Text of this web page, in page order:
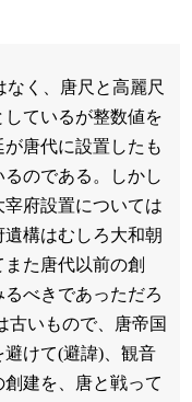
く、唐尺と高麗尺
ているが整数値を
唐代に設置したも
のである。しかし
府設置については
構はむしろ大和朝
た唐代以前の創
べきであっただろ
いもので、唐帝国
けて(避諱)、観音
建を、唐と戦って